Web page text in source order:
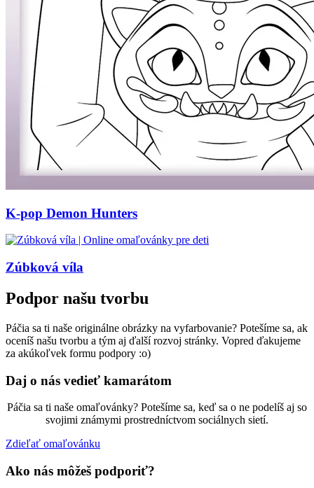
K-pop Demon Hunters
Zúbková víla
Podpor našu tvorbu
Páčia sa ti naše originálne obrázky na vyfarbovanie? Potešíme sa, ak
oceníš našu tvorbu a tým aj ďalší rozvoj stránky. Vopred ďakujeme
za akúkoľvek formu podpory :o)
Daj o nás vedieť kamarátom
Páčia sa ti naše omaľovánky? Potešíme sa, keď sa o ne podelíš aj so
svojimi známymi prostredníctvom sociálnych sietí.
Zdieľať omaľovánku
Ako nás môžeš podporiť?